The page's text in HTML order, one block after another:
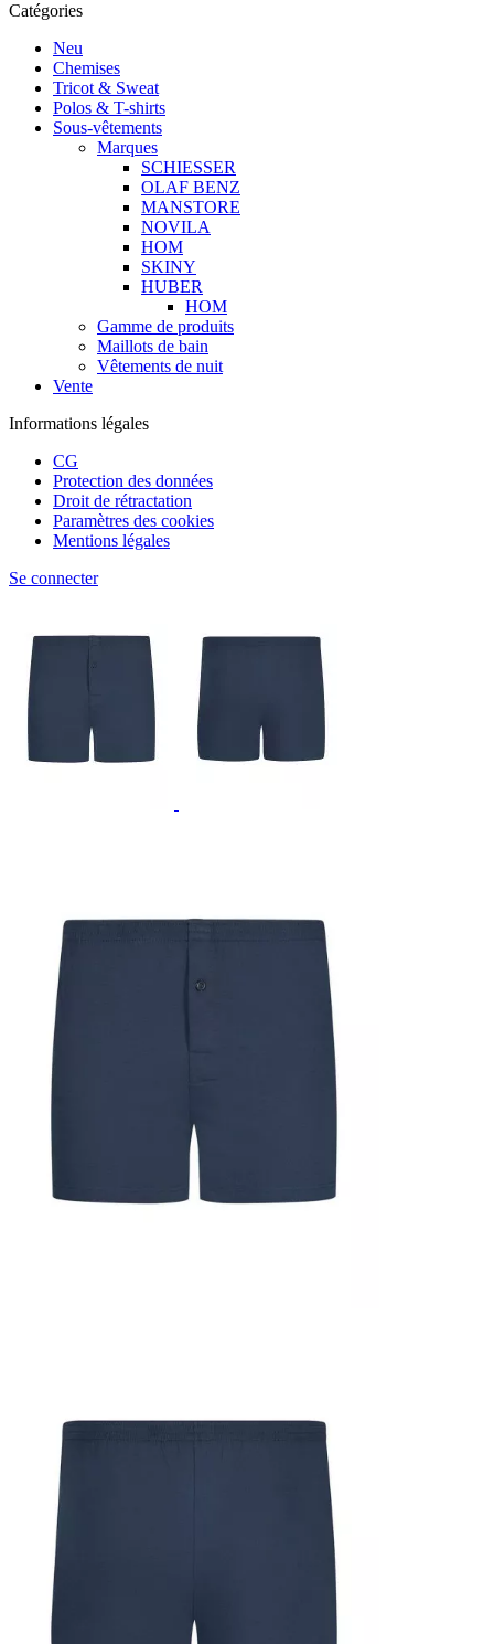
Catégories
Neu
Chemises
Tricot & Sweat
Polos & T-shirts
Sous-vêtements
Marques
SCHIESSER
OLAF BENZ
MANSTORE
NOVILA
HOM
SKINY
HUBER
HOM
Gamme de produits
Maillots de bain
Vêtements de nuit
Vente
Informations légales
CG
Protection des données
Droit de rétractation
Paramètres des cookies
Mentions légales
Se connecter